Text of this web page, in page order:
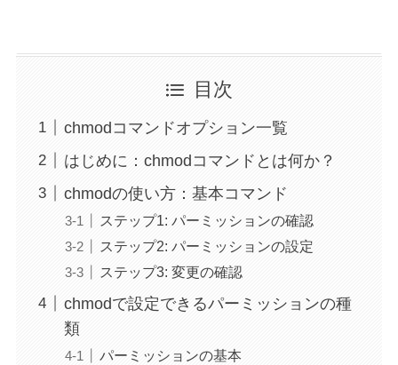
目次
chmodコマンドオプション一覧
はじめに：chmodコマンドとは何か？
chmodの使い方：基本コマンド
ステップ1: パーミッションの確認
ステップ2: パーミッションの設定
ステップ3: 変更の確認
chmodで設定できるパーミッションの種
類
パーミッションの基本